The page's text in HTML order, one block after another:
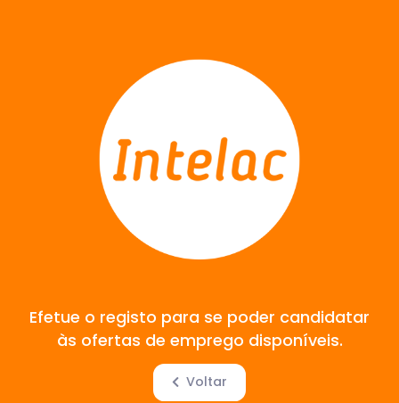
Efetue o registo para se poder candidatar
às ofertas de emprego disponíveis.
Voltar